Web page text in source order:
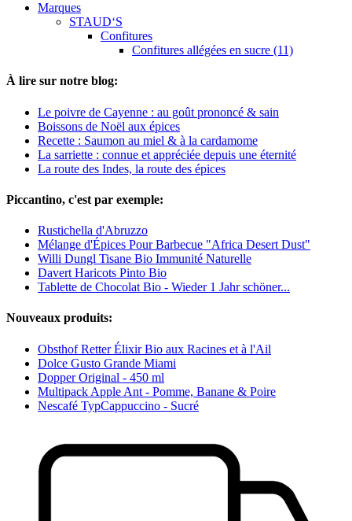
Marques
STAUD‘S
Confitures
Confitures allégées en sucre (11)
À lire sur notre blog:
Le poivre de Cayenne : au goût prononcé & sain
Boissons de Noël aux épices
Recette : Saumon au miel & à la cardamome
La sarriette : connue et appréciée depuis une éternité
La route des Indes, la route des épices
Piccantino, c'est par exemple:
Rustichella d'Abruzzo
Mélange d'Épices Pour Barbecue "Africa Desert Dust"
Willi Dungl Tisane Bio Immunité Naturelle
Davert Haricots Pinto Bio
Tablette de Chocolat Bio - Wieder 1 Jahr schöner...
Nouveaux produits:
Obsthof Retter Élixir Bio aux Racines et à l'Ail
Dolce Gusto Grande Miami
Dopper Original - 450 ml
Multipack Apple Ant - Pomme, Banane & Poire
Nescafé TypCappuccino - Sucré